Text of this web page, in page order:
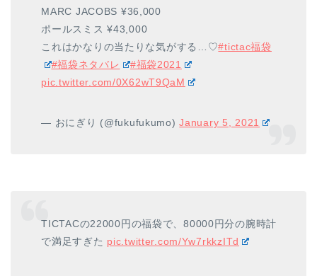
MARC JACOBS ¥36,000
ポールスミス ¥43,000
これはかなりの当たりな気がする…♡#tictac福袋
#福袋ネタバレ
#福袋2021
pic.twitter.com/0X62wT9QaM
— おにぎり (@fukufukumo)January 5, 2021
TICTACの22000円の福袋で、80000円分の腕時計
で満足すぎた pic.twitter.com/Yw7rkkzITd